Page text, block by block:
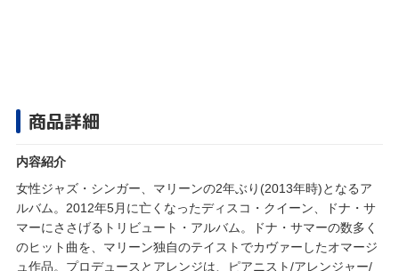
商品詳細
内容紹介
女性ジャズ・シンガー、マリーンの2年ぶり(2013年時)となるア
ルバム。2012年5月に亡くなったディスコ・クイーン、ドナ・サ
マーにささげるトリビュート・アルバム。ドナ・サマーの数多く
のヒット曲を、マリーン独自のテイストでカヴァーしたオマージ
ュ作品。プロデュースとアレンジは、ピアニスト/アレンジャー/